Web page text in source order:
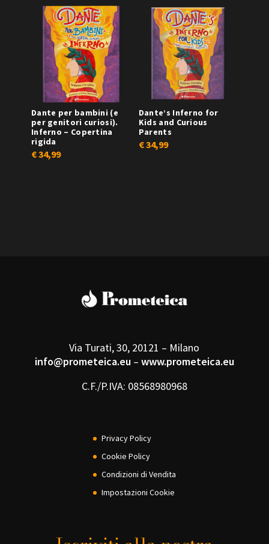
Dante per bambini (e
per genitori curiosi).
Inferno – Copertina
rigida
€34,99
Dante’s Inferno for
Kids and Curious
Parents
€34,99
Via Turati, 30, 20121 – Milano
info@prometeica.eu– www.prometeica.eu
C.F./P.IVA: 08568980968
Privacy Policy
Cookie Policy
Condizioni di Vendita
Impostazioni Cookie